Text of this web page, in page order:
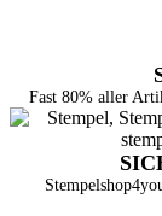
Fast 80% aller